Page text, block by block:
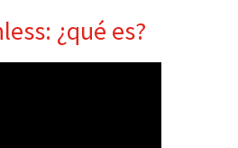
¿qué es?